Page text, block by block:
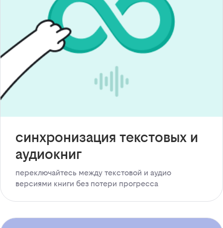
синхронизация текстовых и
аудиокниг
переключайтесь между текстовой и аудио
версиями книги без потери прогресса